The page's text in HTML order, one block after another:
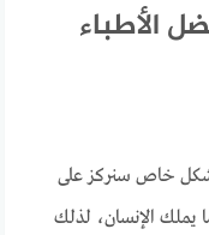
الأطباء
خاص سنركز على
الإنسان، لذلك